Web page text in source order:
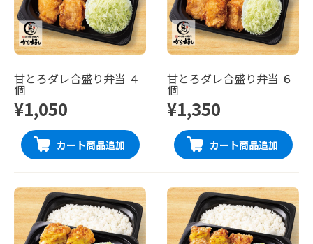
甘とろダレ合盛り弁当 ４
個
¥1,050
カート商品追加
甘とろダレ合盛り弁当 ６
個
¥1,350
カート商品追加